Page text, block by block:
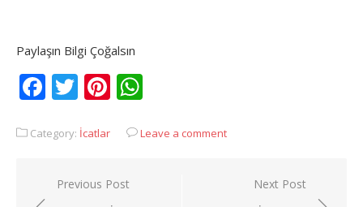
Paylaşın Bilgi Çoğalsın
Facebook
TwitterPinterest
Category: İcatlar Leave a comment
YazıPrevious Post Next Post